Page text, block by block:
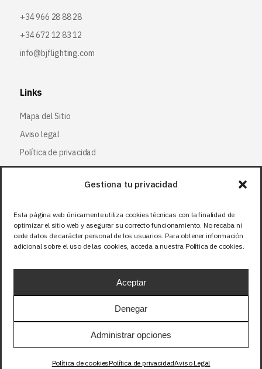
Gestiona tu privacidad
Esta página web únicamente utiliza cookies técnicas con la finalidad de
optimizar el sitio web y asegurar su correcto funcionamiento. No recaba ni
cede datos de carácter personal de los usuarios. Para obtener información
adicional sobre el uso de las cookies, acceda a nuestra Política de cookies.
Aceptar
Denegar
Administrar opciones
Política de cookiesPolítica de privacidadAviso Legal
+34 966 28 88 28
+34 672 12 83 12
info@bjflighting.com
Links
Mapa del Sitio
Aviso legal
Política de privacidad
Política de cookies
Síguenos
Facebook
X (Twitter)
Instagram
Precios sin IVA (21%). Tasa RAEE incluida en
aquellos productos que corresponda.